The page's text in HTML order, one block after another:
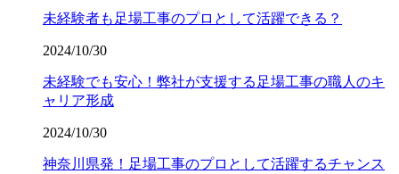
未経験者も足場工事のプロとして活躍できる？
2024/10/30
未経験でも安心！弊社が支援する足場工事の職人のキ
ャリア形成
2024/10/30
神奈川県発！足場工事のプロとして活躍するチャンス